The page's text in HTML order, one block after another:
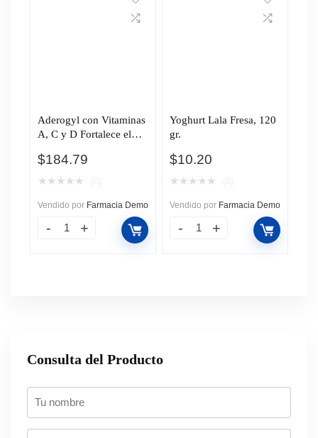
Aderogyl con Vitaminas
A, C y D Fortalece el
ampolletas con 3 ml c/u.
$184.79
★ ★ ★ ★ ★
Vendido por Farmacia Demo
Yoghurt Lala Fresa, 120
gr.
$10.20
★ ★ ★ ★ ★
Vendido por Farmacia Demo
Consulta del Producto